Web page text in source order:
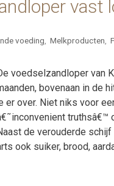
vast
voeding, Melkproducten,
voedselzandloper van
bovenaan in de
er over. Niet niks voor
truthsâ€™
de verouderde
ook suiker, brood,